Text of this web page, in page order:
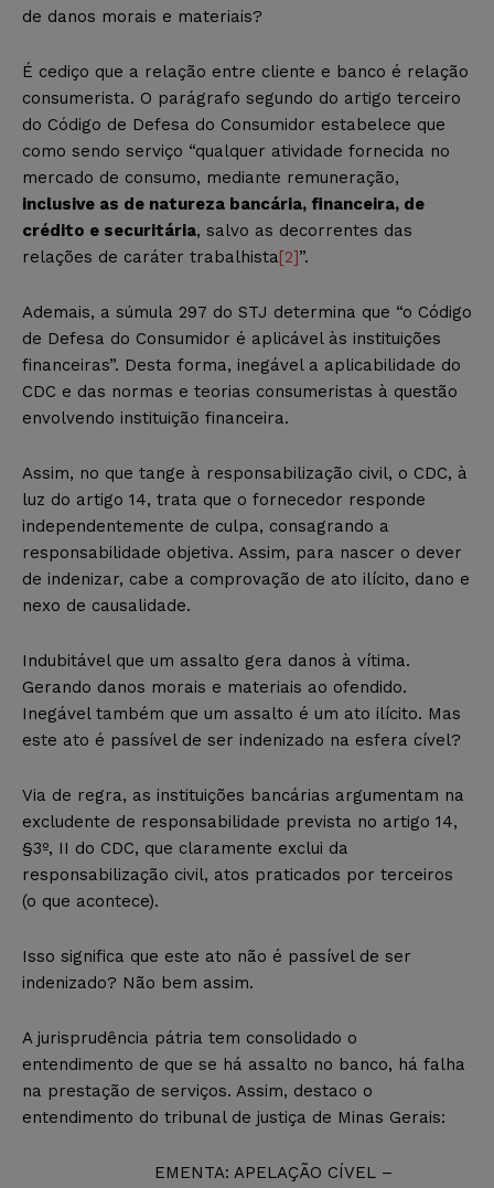
de danos morais e materiais?
É cediço que a relação entre cliente e banco é relação
consumerista. O parágrafo segundo do artigo terceiro
do Código de Defesa do Consumidor estabelece que
como sendo serviço “qualquer atividade fornecida no
mercado de consumo, mediante remuneração,
inclusive as de natureza bancária, financeira, de
crédito e securitária, salvo as decorrentes das
relações de caráter trabalhista[2]”.
Ademais, a súmula 297 do STJ determina que “o Código
de Defesa do Consumidor é aplicável às instituições
financeiras”. Desta forma, inegável a aplicabilidade do
CDC e das normas e teorias consumeristas à questão
envolvendo instituição financeira.
Assim, no que tange à responsabilização civil, o CDC, à
luz do artigo 14, trata que o fornecedor responde
independentemente de culpa, consagrando a
responsabilidade objetiva. Assim, para nascer o dever
de indenizar, cabe a comprovação de ato ilícito, dano e
nexo de causalidade.
Indubitável que um assalto gera danos à vítima.
Gerando danos morais e materiais ao ofendido.
Inegável também que um assalto é um ato ilícito. Mas
este ato é passível de ser indenizado na esfera cível?
Via de regra, as instituições bancárias argumentam na
excludente de responsabilidade prevista no artigo 14,
§3º, II do CDC, que claramente exclui da
responsabilização civil, atos praticados por terceiros
(o que acontece).
Isso significa que este ato não é passível de ser
indenizado? Não bem assim.
A jurisprudência pátria tem consolidado o
entendimento de que se há assalto no banco, há falha
na prestação de serviços. Assim, destaco o
entendimento do tribunal de justiça de Minas Gerais:
EMENTA: APELAÇÃO CÍVEL –